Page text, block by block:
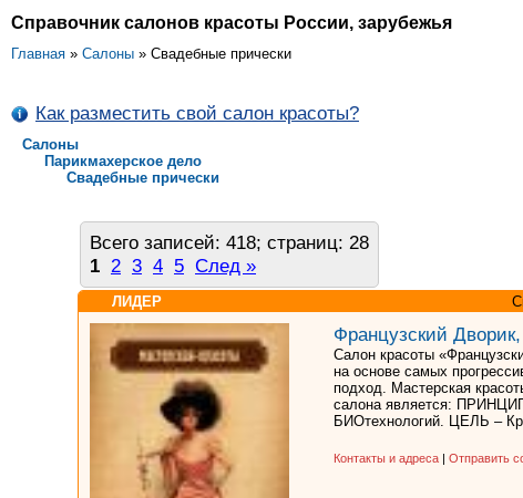
Справочник салонов красоты России, зарубежья
Главная » Салоны » Свадебные прически
Как разместить свой салон красоты?
Салоны
Парикмахерское дело
Свадебные прически
Всего записей: 418; страниц: 28
1 2 3 4 5 След »
ЛИДЕР
Французский
Салон красоты
на основе самых
подход. Мастерская
салона является:
БИОтехнологий. ЦЕЛЬ –
Контакты и адреса Отправить